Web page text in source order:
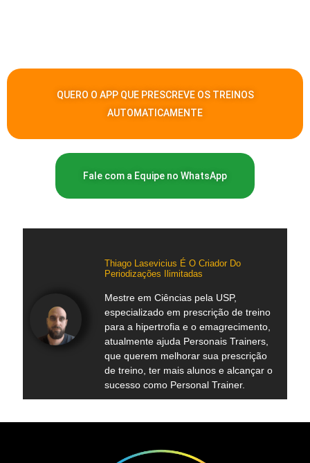
QUERO O APP QUE PRESCREVE OS TREINOS
AUTOMATICAMENTE
Fale com a Equipe no WhatsApp
Thiago Lasevicius É O Criador Do
Periodizações Ilimitadas
Mestre em Ciências pela USP,
especializado em prescrição de treino
para a hipertrofia e o emagrecimento,
atualmente ajuda Personais Trainers,
que querem melhorar sua prescrição
de treino, ter mais alunos e alcançar o
sucesso como Personal Trainer.